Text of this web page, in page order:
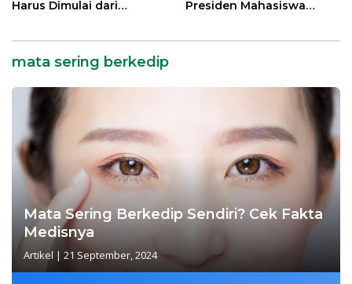
Harus Dimulai dari
Presiden Mahasiswa
mata sering berkedip
Mata Sering Berkedip Sendiri? Cek Fakta
Medisnya
Artikel | 21 September, 2024